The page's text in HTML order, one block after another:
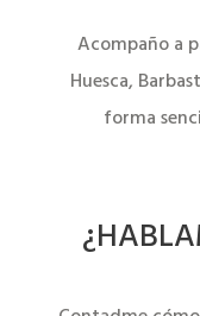
Acompaño a
Huesca,
forma